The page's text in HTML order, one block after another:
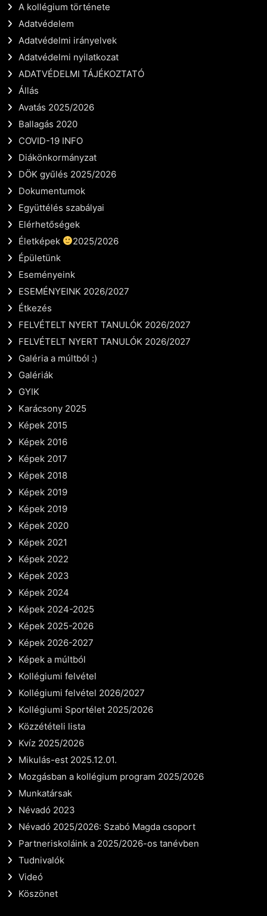
A kollégium története
Adatvédelem
Adatvédelmi irányelvek
Adatvédelmi nyilatkozat
ADATVÉDELMI TÁJÉKOZTATÓ
Állás
Avatás 2025/2026
Ballagás 2020
COVID-19 INFO
Diákönkormányzat
DÖK gyűlés 2025/2026
Dokumentumok
Együttélés szabályai
Elérhetőségek
Életképek
2025/2026
Épületünk
Eseményeink
ESEMÉNYEINK 2026/2027
Étkezés
FELVÉTELT NYERT TANULÓK 2026/2027
FELVÉTELT NYERT TANULÓK 2026/2027
Galéria a múltból :)
Galériák
GYIK
Karácsony 2025
Képek 2015
Képek 2016
Képek 2017
Képek 2018
Képek 2019
Képek 2019
Képek 2020
Képek 2021
Képek 2022
Képek 2023
Képek 2024
Képek 2024-2025
Képek 2025-2026
Képek 2026-2027
Képek a múltból
Kollégiumi felvétel
Kollégiumi felvétel 2026/2027
Kollégiumi Sportélet 2025/2026
Közzétételi lista
Kvíz 2025/2026
Mikulás-est 2025.12.01.
Mozgásban a kollégium program 2025/2026
Munkatársak
Névadó 2023
Névadó 2025/2026: Szabó Magda csoport
Partneriskoláink a 2025/2026-os tanévben
Tudnivalók
Videó
Köszönet